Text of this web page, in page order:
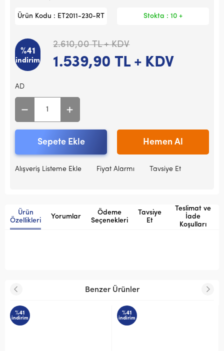
Ürün Kodu : ET2011-230-RT Stokta : 10 +
%41
indirim
2.610,00TL + KDV
1.539,90 TL + KDV
AD
Sepete Ekle Hemen Al
Alışveriş Listeme Ekle Fiyat Alarmı Tavsiye Et
Ürün
Özellikleri
Yorumlar
Ödeme
Seçenekleri
Tavsiye
Et
Teslimat ve
İade
Koşulları
Benzer Ürünler